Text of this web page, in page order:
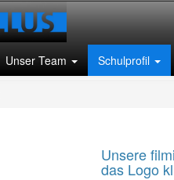
Unser Team Schulprofil
Unsere
das Logo